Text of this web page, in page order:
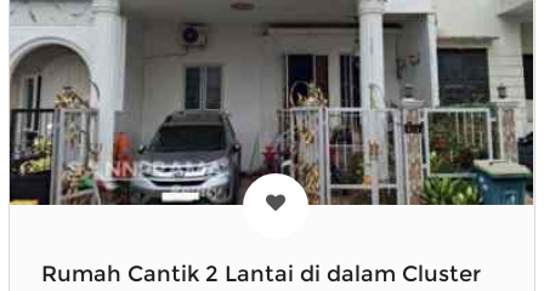
Rumah Cantik 2 Lantai di dalam Cluster